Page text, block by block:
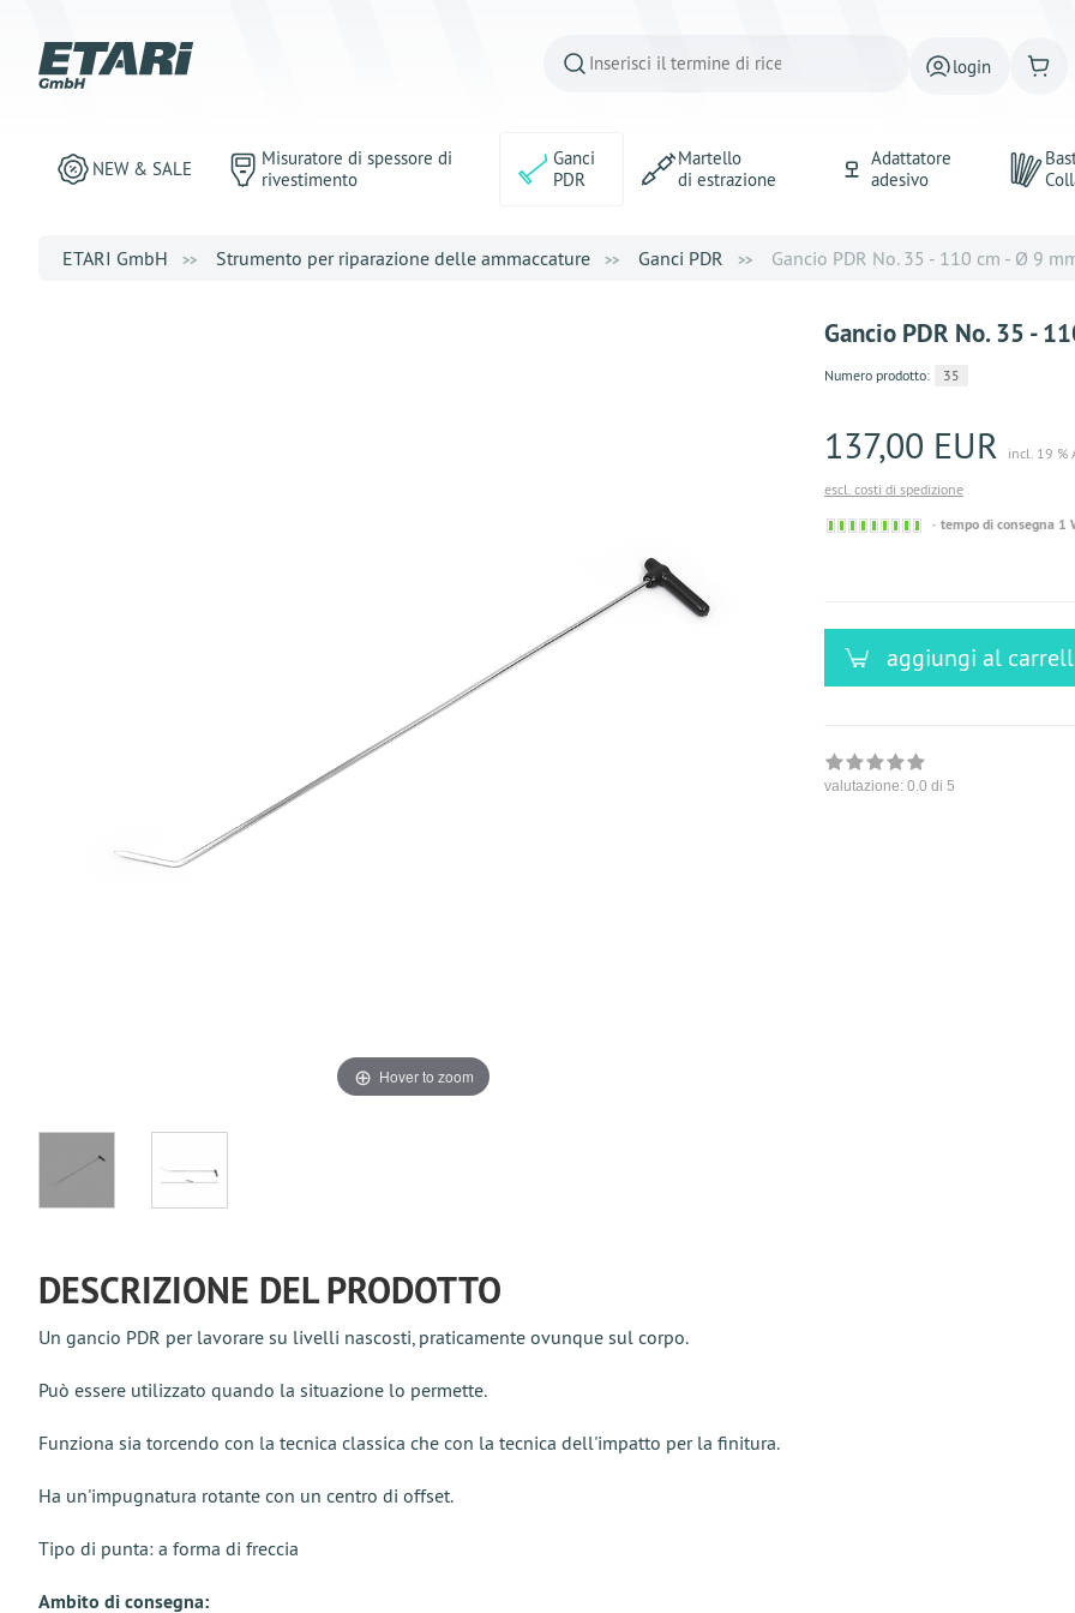
login
NEW & SALE
Misuratore di spessore di
rivestimento
Ganci
PDR
Martello
di estrazione
Adattatore
adesivo
ETARI GmbH Strumento per riparazione delle ammaccature Ganci PDR Gancio PDR No. 35 - 110 cm - Ø 9
Hover to zoom
Gancio PDR No. 35 -
Numero prodotto: 35
137,00 EUR
incl. 19 %
escl. costi di spedizione
Sofort
tempo di consegna 1
aggiungi al
valutazione: 0.0 di 5
DESCRIZIONE DEL PRODOTTO
Un gancio PDR per lavorare su livelli nascosti, praticamente ovunque sul corpo.
Può essere utilizzato quando la situazione lo permette.
Funziona sia torcendo con la tecnica classica che con la tecnica dell'impatto per la finitura.
Ha un'impugnatura rotante con un centro di offset.
Tipo di punta: a forma di freccia
Ambito di consegna: